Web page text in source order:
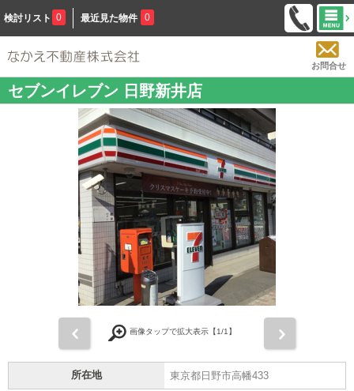
検討リスト 0 最近見た物件 0
お問合せ
セブンイレブン 日野新井店
画像タップで拡大表示【1/1】
所在地 東京都日野市高幡433